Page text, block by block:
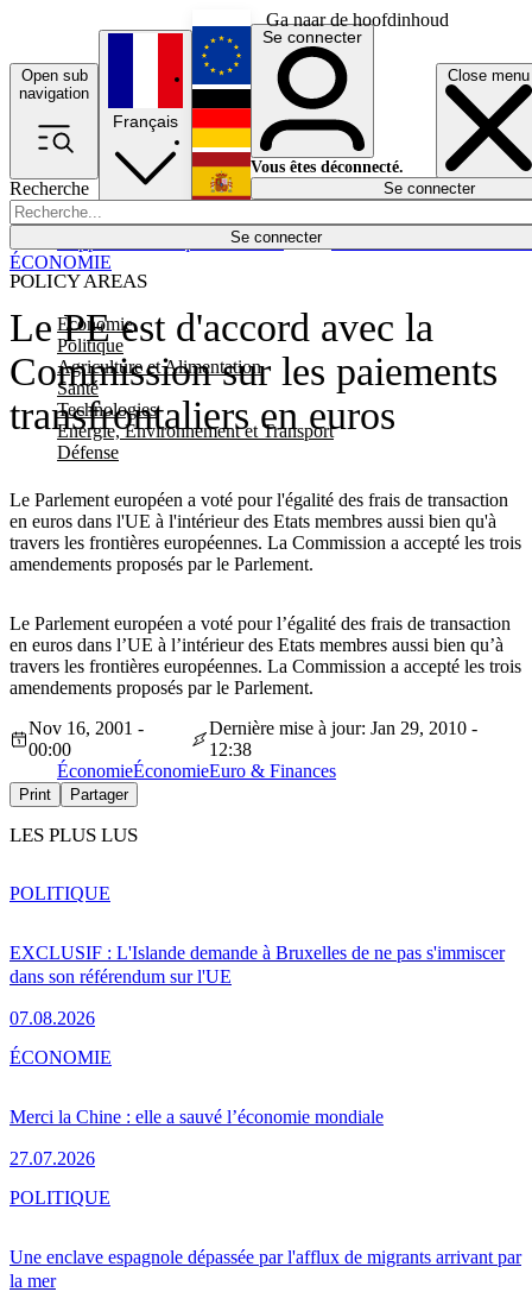
Ga naar de hoofdinhoud
Open sub
navigation
Close menu
Recherche
Se connecter
POLICY AREAS
Economie
Politique
Agriculture et Alimentation
Santé
Technologies
Energie, Environnement et Transport
Défense
Économie
Français
English
Deutsch
Español
Se connecter
Vous êtes déconnecté.
Se connecter
Le PE est d'accord avec la
Commission sur les paiements
transfrontaliers en euros
Le Parlement européen a voté pour l'égalité des frais de transaction
en euros dans l'UE à l'intérieur des Etats membres aussi bien qu'à
travers les frontières européennes. La Commission a accepté les trois
amendements proposés par le Parlement.
ÉCONOMIE
Le Parlement européen a voté pour l’égalité des frais de transaction
en euros dans l’UE à l’intérieur des Etats membres aussi bien qu’à
travers les frontières européennes. La Commission a accepté les trois
amendements proposés par le Parlement.
Nov 16, 2001 -
00:00
Dernière mise à jour: Jan 29, 2010 -
12:38
ÉconomieÉconomieEuro & Finances
Print Partager
LES PLUS LUS
EXCLUSIF : L'Islande demande à Bruxelles de ne pas s'immiscer
dans son référendum sur l'UE
07.08.2026
POLITIQUE
Merci la Chine : elle a sauvé l’économie mondiale
27.07.2026
ÉCONOMIE
Une enclave espagnole dépassée par l'afflux de migrants arrivant par
la mer
POLITIQUE